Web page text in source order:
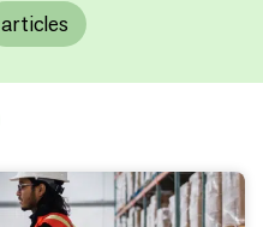
articles